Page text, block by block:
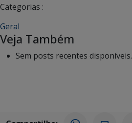
Categorias :
Geral
Veja Também
Sem posts recentes disponíveis.